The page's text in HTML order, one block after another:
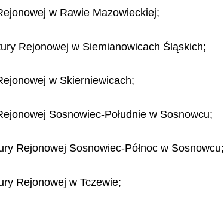
w Rawie Mazowieckiej;
Rejonowej w Siemianowicach Śląskich;
w Skierniewicach;
Sosnowiec-Południe w Sosnowcu;
Rejonowej Sosnowiec-Północ w Sosnowcu;
Rejonowej w Tczewie;